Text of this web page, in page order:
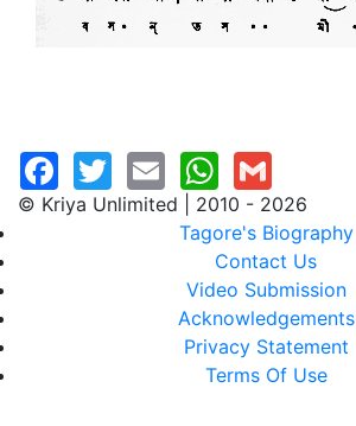
© Kriya Unlimited | 2010 - 2026
Tagore's Biography
Contact Us
Video Submission
Acknowledgements
Privacy Statement
Terms Of Use